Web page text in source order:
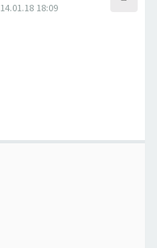
14.01.18 18:09